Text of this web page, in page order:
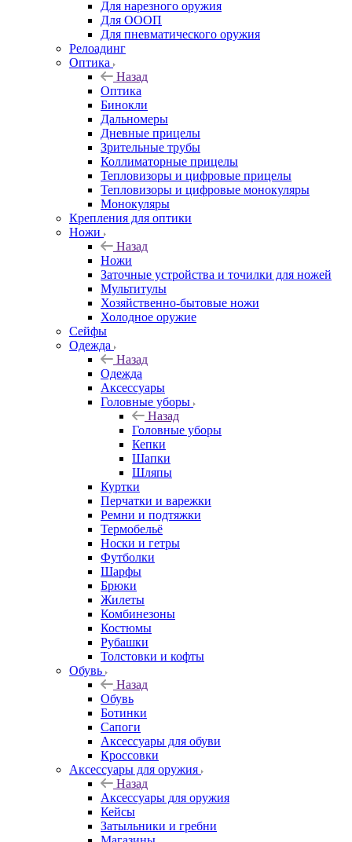
Для нарезного оружия
Для ОООП
Для пневматического оружия
Релоадинг
Оптика
Назад
Оптика
Бинокли
Дальномеры
Дневные прицелы
Зрительные трубы
Коллиматорные прицелы
Тепловизоры и цифровые прицелы
Тепловизоры и цифровые монокуляры
Монокуляры
Крепления для оптики
Ножи
Назад
Ножи
Заточные устройства и точилки для ножей
Мультитулы
Хозяйственно-бытовые ножи
Холодное оружие
Сейфы
Одежда
Назад
Одежда
Аксессуары
Головные уборы
Назад
Головные уборы
Кепки
Шапки
Шляпы
Куртки
Перчатки и варежки
Ремни и подтяжки
Термобельё
Носки и гетры
Футболки
Шарфы
Брюки
Жилеты
Комбинезоны
Костюмы
Рубашки
Толстовки и кофты
Обувь
Назад
Обувь
Ботинки
Сапоги
Аксессуары для обуви
Кроссовки
Аксессуары для оружия
Назад
Аксессуары для оружия
Кейсы
Затыльники и гребни